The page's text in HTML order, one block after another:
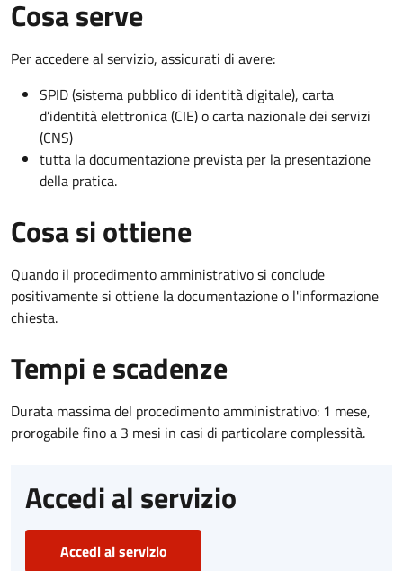
Cosa serve
Per accedere al servizio, assicurati di avere:
SPID (sistema pubblico di identità digitale), carta
d’identità elettronica (CIE) o carta nazionale dei servizi
(CNS)
tutta la documentazione prevista per la presentazione
della pratica.
Cosa si ottiene
Quando il procedimento amministrativo si conclude
positivamente si ottiene la documentazione o l'informazione
chiesta.
Tempi e scadenze
Durata massima del procedimento amministrativo: 1 mese,
prorogabile fino a 3 mesi in casi di particolare complessità.
Accedi al servizio
Accedi al servizio